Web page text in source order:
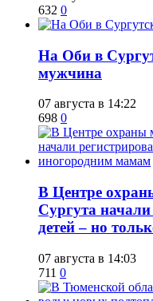
632 0
​На Оби в
мужчина
07 августа в 14:22
698 0
​В Центре
Сургута
детей – но
07 августа в 14:03
711 0